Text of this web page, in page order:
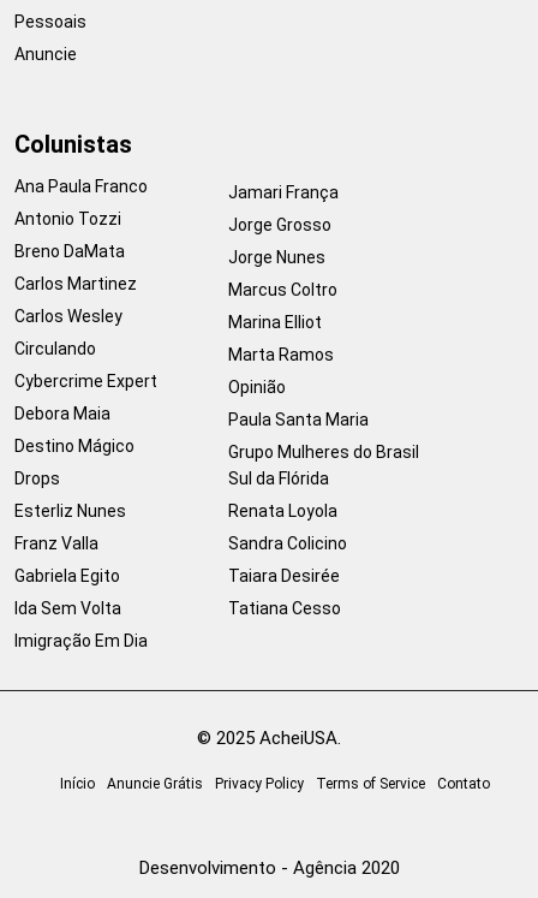
Pessoais
Anuncie
Colunistas
Ana Paula Franco
Antonio Tozzi
Breno DaMata
Carlos Martinez
Carlos Wesley
Circulando
Cybercrime Expert
Debora Maia
Destino Mágico
Drops
Esterliz Nunes
Franz Valla
Gabriela Egito
Ida Sem Volta
Imigração Em Dia
Jamari França
Jorge Grosso
Jorge Nunes
Marcus Coltro
Marina Elliot
Marta Ramos
Opinião
Paula Santa Maria
Grupo Mulheres do Brasil
Sul da Flórida
Renata Loyola
Sandra Colicino
Taiara Desirée
Tatiana Cesso
© 2025 AcheiUSA.
Início Anuncie Grátis Privacy Policy Terms of Service Contato
Desenvolvimento - Agência 2020